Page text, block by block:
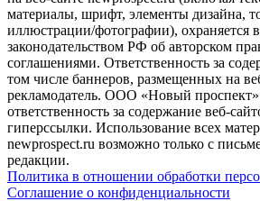
материалы, шрифт, элементы дизайна,
иллюстрации/фотографии), охраняется
законодательством РФ об авторском
соглашениями. Ответственность за
том числе баннеров, размещенных на
рекламодатель. ООО «Новый проспект»
ответственность за содержание веб-
гиперссылки. Использование всех
newprospect.ru возможно только с
редакции.
Политика в отношении обработки
Соглашение о конфиденциальности